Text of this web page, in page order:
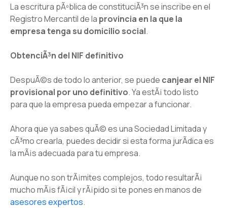
La escritura pÃºblica de constituciÃ³n se inscribe en el
Registro Mercantil de la provincia en la que la
empresa tenga su domicilio social.
ObtenciÃ³n del NIF definitivo
DespuÃ©s de todo lo anterior, se puede canjear el NIF
provisional por uno definitivo. Ya estÃ¡ todo listo
para que la empresa pueda empezar a funcionar.
Ahora que ya sabes quÃ© es una Sociedad Limitada y
cÃ³mo crearla, puedes decidir si esta forma jurÃ­dica es
la mÃ¡s adecuada para tu empresa.
Aunque no son trÃ¡mites complejos, todo resultarÃ¡
mucho mÃ¡s fÃ¡cil y rÃ¡pido si te pones en manos de
asesores expertos.